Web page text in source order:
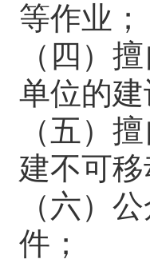
等作业；
（四）
单位的
（五）
建不可移
（六）
件；